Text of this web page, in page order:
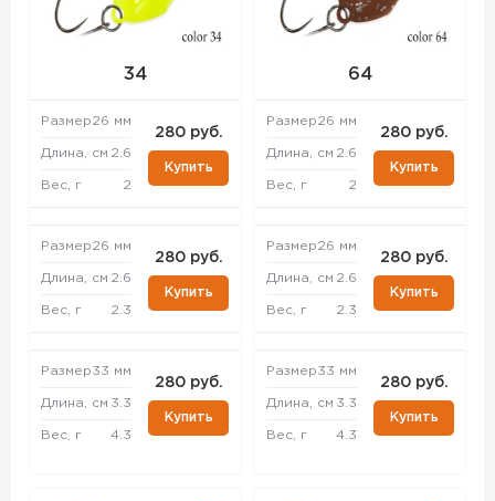
34
Размер26 мм
Длина, см 2.6
Вес, г 2
280 руб.
Купить
Размер26 мм
Длина, см 2.6
Вес, г 2.3
280 руб.
Купить
Размер33 мм
Длина, см 3.3
Вес, г 4.3
280 руб.
Купить
64
Размер26 мм
Длина, см 2.6
Вес, г 2
280 руб.
Купить
Размер26 мм
Длина, см 2.6
Вес, г 2.3
280 руб.
Купить
Размер33 мм
Длина, см 3.3
Вес, г 4.3
280 руб.
Купить